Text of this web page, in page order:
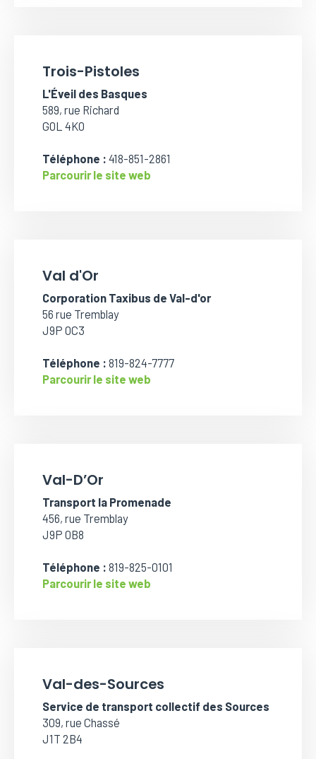
Trois-Pistoles
L'Éveil des Basques
589, rue Richard
G0L 4K0
Téléphone : 418-851-2861
Parcourir le site web
Val d'Or
Corporation Taxibus de Val-d'or
56 rue Tremblay
J9P 0C3
Téléphone : 819-824-7777
Parcourir le site web
Val-D’Or
Transport la Promenade
456, rue Tremblay
J9P 0B8
Téléphone : 819-825-0101
Parcourir le site web
Val-des-Sources
Service de transport collectif des Sources
309, rue Chassé
J1T 2B4